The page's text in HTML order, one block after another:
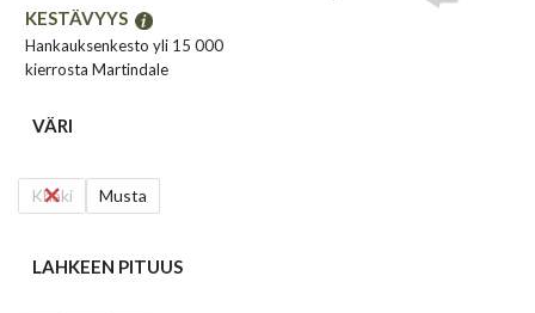
KESTÄVYYS
Hankauksenkesto yli 15 000
kierrosta Martindale
VÄRI
Khaki Musta
LAHKEEN PITUUS